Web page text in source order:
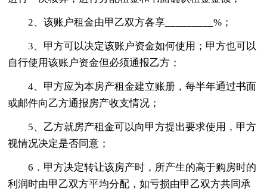
2、该账户租金由甲乙双方各享_________%；
3、甲方可以决定该账户资金如何使用；甲方也可以
自行使用该账户资金但必须通报乙方；
4、甲方应为本房产租金建立账册，每半年通过书面
或邮件向乙方通报房产收支情况；
5、乙方就房产租金可以向甲方提出要求使用，甲方
视情况决定是否同意；
6．甲方决定转让该房产时，所产生的高于购房时的
利润时由甲乙双方平均分配，如亏损由甲乙双方共同承